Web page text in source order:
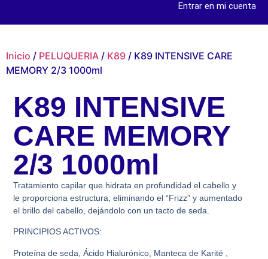
Entrar en mi cuenta
Inicio / PELUQUERIA / K89 / K89 INTENSIVE CARE
MEMORY 2/3 1000ml
K89 INTENSIVE
CARE MEMORY
2/3 1000ml
Tratamiento capilar que hidrata en profundidad el cabello y
le proporciona estructura, eliminando el “Frizz” y aumentado
el brillo del cabello, dejándolo con un tacto de seda.
PRINCIPIOS ACTIVOS:
Proteína de seda, Ácido Hialurónico, Manteca de Karité ,